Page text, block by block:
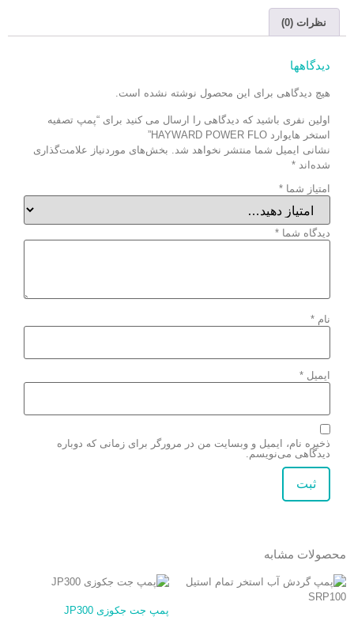
نظرات (0)
دیدگاهها
هیچ دیدگاهی برای این محصول نوشته نشده است.
اولین نفری باشید که دیدگاهی را ارسال می کنید برای “پمپ تصفیه
استخر هایوارد HAYWARD POWER FLO”
نشانی ایمیل شما منتشر نخواهد شد.
بخش‌های موردنیاز علامت‌گذاری
شده‌اند *
امتیاز شما *
دیدگاه شما *
نام *
ایمیل *
ذخیره نام، ایمیل و وبسایت من در مرورگر برای زمانی که دوباره
دیدگاهی می‌نویسم.
محصولات مشابه
پمپ جت جکوزی JP300